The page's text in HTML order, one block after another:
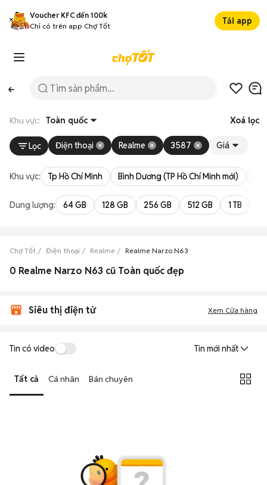
Voucher KFC đến 100k
Chỉ có trên app Chợ Tốt
Tải app
Khu vực: Toàn quốc Xoá lọc
Lọc Điện thoại Realme 3587 Giá
Khu vực: Tp Hồ Chí Minh Bình Dương (TP Hồ Chí Minh mới)
Dung lượng: 64 GB 128 GB 256 GB 512 GB 1 TB
Chợ Tốt Điện thoại Realme Realme Narzo N63
0 Realme Narzo N63 cũ Toàn quốc đẹp
Siêu thị điện tử Xem Cửa hàng
Tin có video Tin mới nhất
Tất cả Cá nhân Bán chuyên